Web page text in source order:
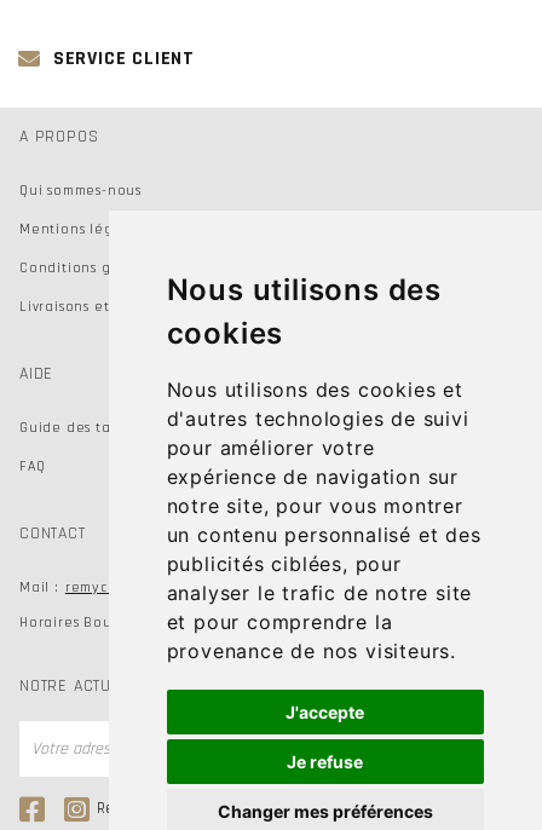
Nous utilisons des
cookies
Nous utilisons des cookies et
d'autres technologies de suivi
pour améliorer votre
expérience de navigation sur
notre site, pour vous montrer
un contenu personnalisé et des
publicités ciblées, pour
analyser le trafic de notre site
et pour comprendre la
provenance de nos visiteurs.
J'accepte
Je refuse
Changer mes préférences
SERVICE CLIENT
A PROPOS
Qui sommes-nous
Mentions légales
Conditions générales de vente
Livraisons et Retours
AIDE
Guide des tailles
FAQ
CONTACT
Mail : remychausseur@gmail.com
Horaires Boutiques du mardi au samedi de 9h à 19h
NOTRE ACTUALITÉ
OK
Remy Chausseur Remy Kids Shoes